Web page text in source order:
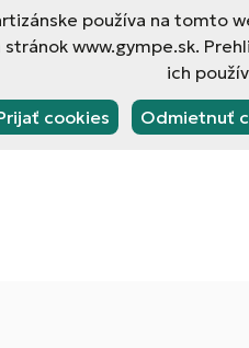
používa na
www.gympe.sk.
ich
cookies Odmietnuť